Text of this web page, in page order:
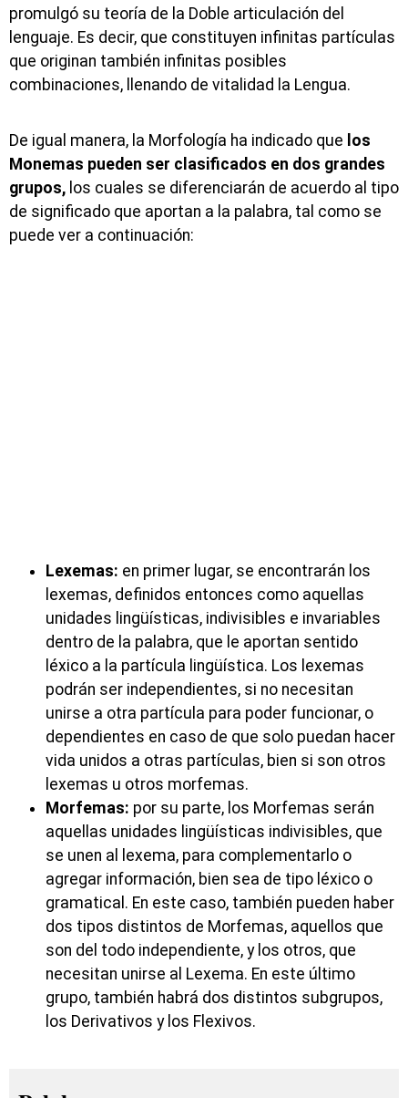
promulgó su teoría de la Doble articulación del
lenguaje. Es decir, que constituyen infinitas partículas
que originan también infinitas posibles
combinaciones, llenando de vitalidad la Lengua.
De igual manera, la Morfología ha indicado que los
Monemas pueden ser clasificados en dos grandes
grupos, los cuales se diferenciarán de acuerdo al tipo
de significado que aportan a la palabra, tal como se
puede ver a continuación:
Lexemas: en primer lugar, se encontrarán los
lexemas, definidos entonces como aquellas
unidades lingüísticas, indivisibles e invariables
dentro de la palabra, que le aportan sentido
léxico a la partícula lingüística. Los lexemas
podrán ser independientes, si no necesitan
unirse a otra partícula para poder funcionar, o
dependientes en caso de que solo puedan hacer
vida unidos a otras partículas, bien si son otros
lexemas u otros morfemas.
Morfemas: por su parte, los Morfemas serán
aquellas unidades lingüísticas indivisibles, que
se unen al lexema, para complementarlo o
agregar información, bien sea de tipo léxico o
gramatical. En este caso, también pueden haber
dos tipos distintos de Morfemas, aquellos que
son del todo independiente, y los otros, que
necesitan unirse al Lexema. En este último
grupo, también habrá dos distintos subgrupos,
los Derivativos y los Flexivos.